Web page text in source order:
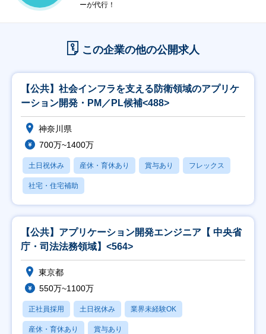
ーが代行！
この企業の他の公開求人
【公共】社会インフラを支える防衛領域のアプリケ
ーション開発・PM／PL候補<488>
神奈川県
700万~1400万
土日祝休み 産休・育休あり 賞与あり フレックス
社宅・住宅補助
【公共】アプリケーション開発エンジニア【 中央省
庁・司法法務領域】<564>
東京都
550万~1100万
正社員採用 土日祝休み 業界未経験OK
産休・育休あり 賞与あり